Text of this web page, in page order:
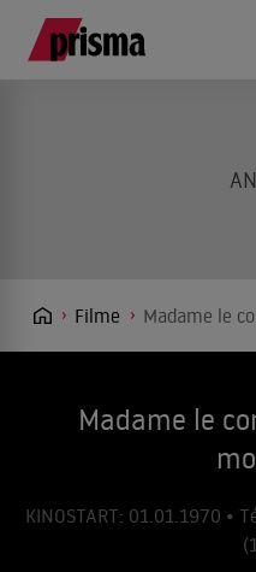
Filme Madame le
Madame le
KINOSTART: 01.01.1970 •